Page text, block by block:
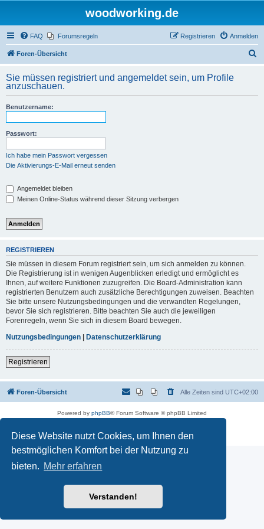
Diese Website nutzt Cookies, um Ihnen den
bestmöglichen Komfort bei der Nutzung zu
bieten. Mehr erfahren
Verstanden!
woodworking.de
FAQ Forumsregeln Anmelden
Registrieren
Foren-Übersicht
h
Sie müssen registriert und angemeldet sein, um Profile
anzuschauen.
Benutzername:
Passwort:
Ich habe mein Passwort vergessen
Die Aktivierungs-E-Mail erneut senden
Angemeldet bleiben
Meinen Online-Status während dieser Sitzung verbergen
REGISTRIEREN
Sie müssen in diesem Forum registriert sein, um sich anmelden zu können.
Die Registrierung ist in wenigen Augenblicken erledigt und ermöglicht es
Ihnen, auf weitere Funktionen zuzugreifen. Die Board-Administration kann
registrierten Benutzern auch zusätzliche Berechtigungen zuweisen. Beachten
Sie bitte unsere Nutzungsbedingungen und die verwandten Regelungen,
bevor Sie sich registrieren. Bitte beachten Sie auch die jeweiligen
Forenregeln, wenn Sie sich in diesem Board bewegen.
Nutzungsbedingungen | Datenschutzerklärung
Registrieren
Foren-Übersicht Alle Zeiten sind UTC+02:00
Powered by phpBB® Forum Software © phpBB Limited
Datenschutz|Nutzungsbedingungen